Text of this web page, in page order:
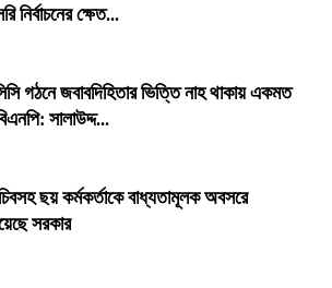
নির্বাচনের ক্ষেত...
গঠনে জবাবদিহিতার ভিত্তি নাহ থাকায় একমত
সালাউদ্দ...
ছয় কর্মকর্তাকে বাধ্যতামূলক অবসরে
সরকার